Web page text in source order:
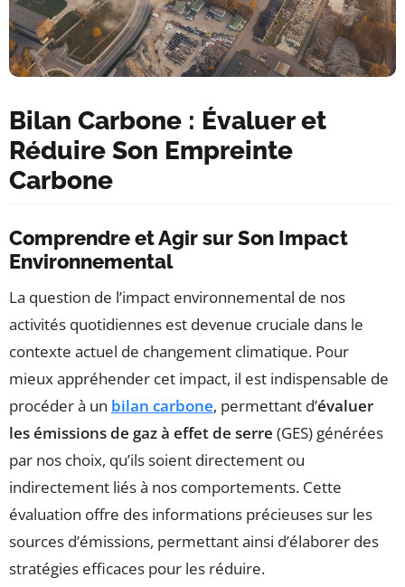
Bilan Carbone : Évaluer et
Réduire Son Empreinte
Carbone
Comprendre et Agir sur Son Impact
Environnemental
La question de l’impact environnemental de nos
activités quotidiennes est devenue cruciale dans le
contexte actuel de changement climatique. Pour
mieux appréhender cet impact, il est indispensable de
procéder à un bilan carbone, permettant d’évaluer
les émissions de gaz à effet de serre (GES) générées
par nos choix, qu’ils soient directement ou
indirectement liés à nos comportements. Cette
évaluation offre des informations précieuses sur les
sources d’émissions, permettant ainsi d’élaborer des
stratégies efficaces pour les réduire.